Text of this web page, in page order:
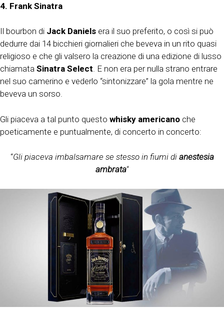
4. Frank Sinatra
Il bourbon di Jack Daniels era il suo preferito, o così si può
dedurre dai 14 bicchieri giornalieri che beveva in un rito quasi
religioso e che gli valsero la creazione di una edizione di lusso
chiamata Sinatra Select. E non era per nulla strano entrare
nel suo camerino e vederlo “sintonizzare” la gola mentre ne
beveva un sorso.
Gli piaceva a tal punto questo whisky americano che
poeticamente e puntualmente, di concerto in concerto:
“Gli piaceva imbalsamare se stesso in fiumi di anestesia
ambrata“